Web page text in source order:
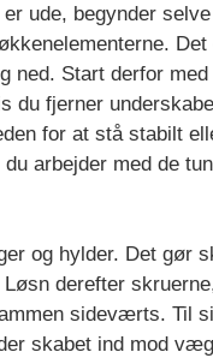
ude, begynder selve
ned. Start derfor med
du fjerner
for at stå stabilt
arbejder med de
og hylder. Det gør
derefter
sideværts. Til
skabet ind mod